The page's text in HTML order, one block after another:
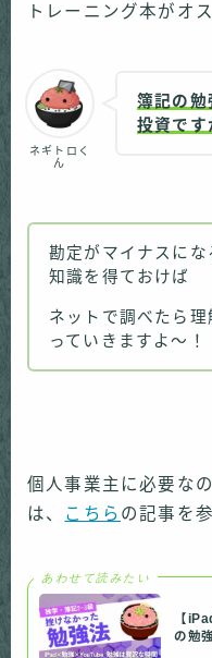
トレーニング本がオ
ネギトロく
ん
簿記の勉
投資です
勘定がマイナスにな
知識を得ておけば
ネットで調べたら
っていきますよ〜！
個人事業主に必要な
は、 こちら の記事を
あわせて読みたい
【
の勉